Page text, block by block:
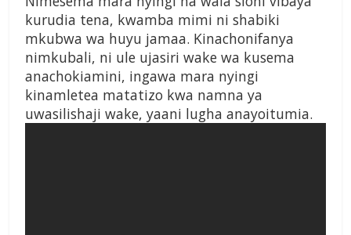
kurudia tena, kwamba mimi ni shabiki
mkubwa wa huyu jamaa. Kinachonifanya
nimkubali, ni ule ujasiri wake wa kusema
anachokiamini, ingawa mara nyingi
kinamletea matatizo kwa namna ya
uwasilishaji wake, yaani lugha anayoitumia.